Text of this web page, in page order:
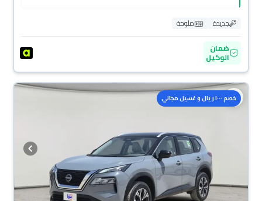
جديدة
ملوحة
ضمان
الوكيل
خصم ١٠٠٠ ريال و غسيل مجاني